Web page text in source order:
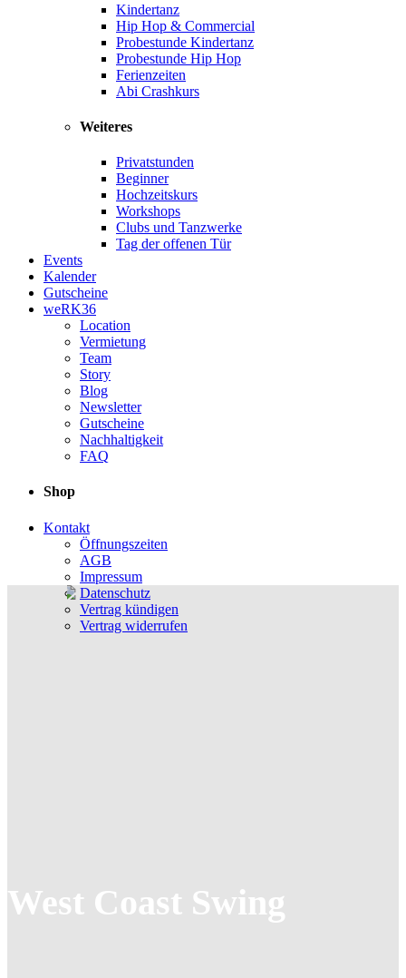
Kindertanz
Hip Hop & Commercial
Probestunde Kindertanz
Probestunde Hip Hop
Ferienzeiten
Abi Crashkurs
Weiteres
Privatstunden
Beginner
Hochzeitskurs
Workshops
Clubs und Tanzwerke
Tag der offenen Tür
Events
Kalender
Gutscheine
weRK36
Location
Vermietung
Team
Story
Blog
Newsletter
Gutscheine
Nachhaltigkeit
FAQ
Shop
Kontakt
Öffnungszeiten
AGB
Impressum
Datenschutz
Vertrag kündigen
Vertrag widerrufen
West Coast Swing